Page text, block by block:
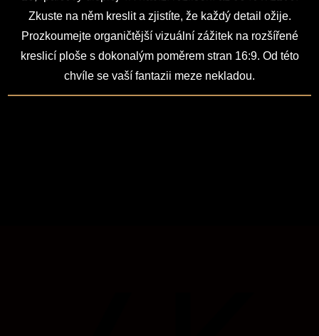
Zkuste na něm kreslit a zjistíte, že každý detail ožije.
Prozkoumejte organičtější vizuální zážitek na rozšířené
kreslicí ploše s dokonalým poměrem stran 16:9. Od této
chvíle se vaší fantazii meze nekladou.